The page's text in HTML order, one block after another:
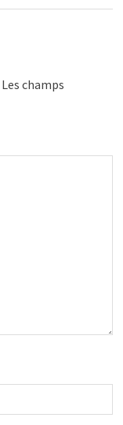
Les champs